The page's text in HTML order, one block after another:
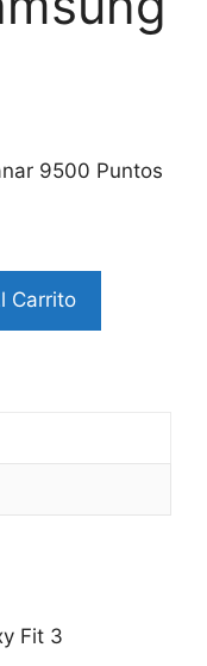
9500 Puntos
Carrito
Fit 3